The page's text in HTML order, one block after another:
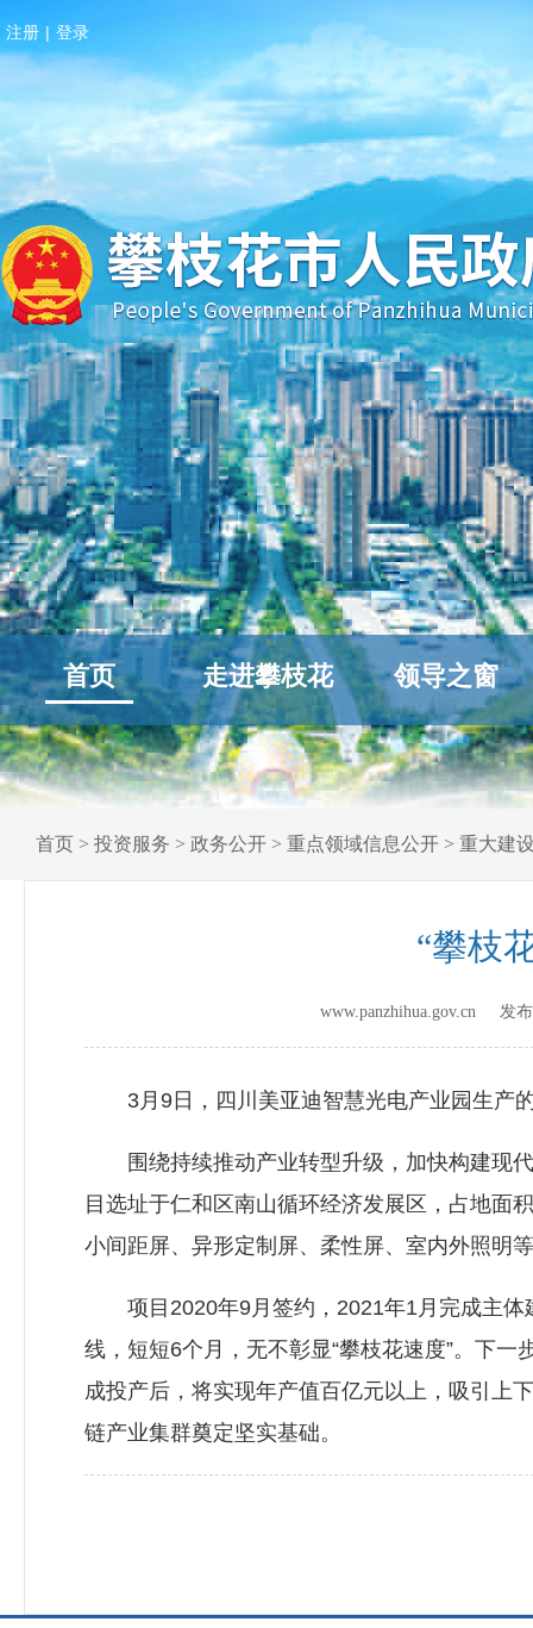
注册 | 登录
首页 走进攀枝花 领导之窗
首页 > 投资服务 > 政务公开 > 重点领域信息公开 > 重大建
“攀枝
www.panzhihua.gov.cn 发
3月9日，四川美亚迪智慧光电产业园生产的
围绕持续推动产业转型升级，加快构建现代
目选址于仁和区南山循环经济发展区，占地面
小间距屏、异形定制屏、柔性屏、室内外照明
项目2020年9月签约，2021年1月完成主体
线，短短6个月，无不彰显“攀枝花速度”。下
成投产后，将实现年产值百亿元以上，吸引上
链产业集群奠定坚实基础。